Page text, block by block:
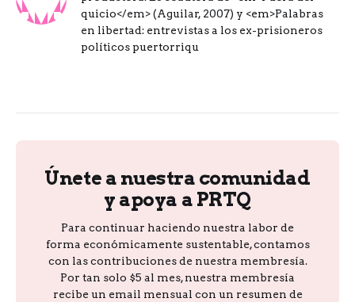
quicio</em> (Aguilar, 2007) y <em>Palabras
en libertad: entrevistas a los ex-prisioneros
políticos puertorriqu
Únete a nuestra comunidad
y apoya a PRTQ
Para continuar haciendo nuestra labor de
forma económicamente sustentable, contamos
con las contribuciones de nuestra membresía.
Por tan solo $5 al mes, nuestra membresía
recibe un email mensual con un resumen de